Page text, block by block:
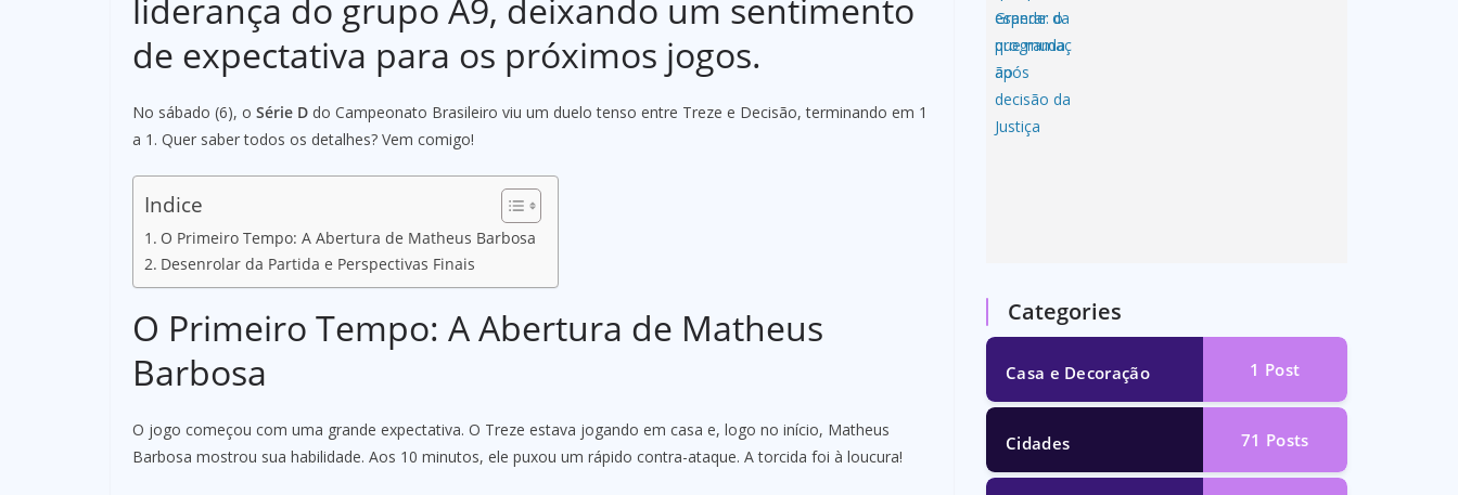
liderança do grupo A9, deixando um sentimento
de expectativa para os próximos jogos.
No sábado (6), o Série D do Campeonato Brasileiro viu um duelo tenso entre Treze e Decisão, terminando em 1
a 1. Quer saber todos os detalhes? Vem comigo!
Indice
O Primeiro Tempo: A Abertura de Matheus Barbosa
Desenrolar da Partida e Perspectivas Finais
O Primeiro Tempo: A Abertura de Matheus
Barbosa
O jogo começou com uma grande expectativa. O Treze estava jogando em casa e, logo no início, Matheus
Barbosa mostrou sua habilidade. Aos 10 minutos, ele puxou um rápido contra-ataque. A torcida foi à loucura!
Categories
Casa e Decoração 1 Post
Cidades 71 Posts